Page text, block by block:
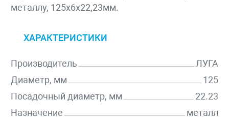
металлу, 125х6х22,23мм.
ХАРАКТЕРИСТИКИ
Производитель
ЛУГА
Диаметр, мм
125
Посадочный диаметр, мм
22.23
Назначение
металл